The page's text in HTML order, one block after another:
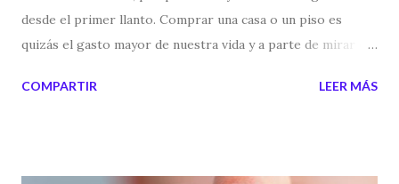
desde el primer llanto. Comprar una casa o un piso es
quizás el gasto mayor de nuestra vida y a parte de mirar el
comunicación, los servicios, etc. Pero a veces sucede que
COMPARTIR LEER MÁS